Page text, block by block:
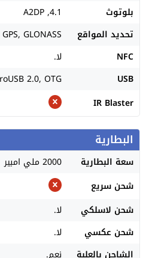
بلوتوث
4.1, A2DP
تحديد المواقع
GPS, GLONASS
NFC
لا.
USB
2.0, OTG
IR Blaster
البطارية
سعة البطارية
2000 ملي امبير
شحن سريع
شحن لاسلكي
لا.
شحن عكسي
لا.
الشاحن بالعلبة
نعم.